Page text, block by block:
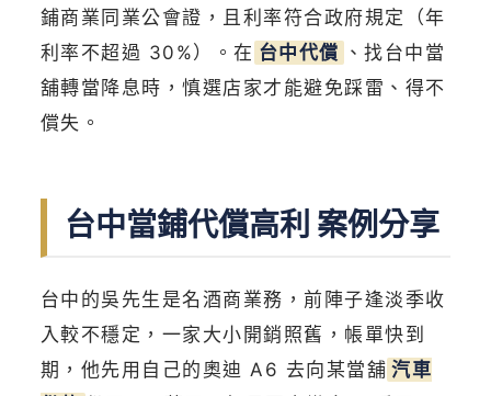
鋪商業同業公會證，且利率符合政府規定（年
利率不超過 30%）。在 台中代償 、找台中當
舖轉當降息時，慎選店家才能避免踩雷、得不
償失。
台中當鋪代償高利 案例分享
台中的吳先生是名酒商業務，前陣子逢淡季收
入較不穩定，一家大小開銷照舊，帳單快到
期，他先用自己的奧迪 A6 去向某當舖 汽車